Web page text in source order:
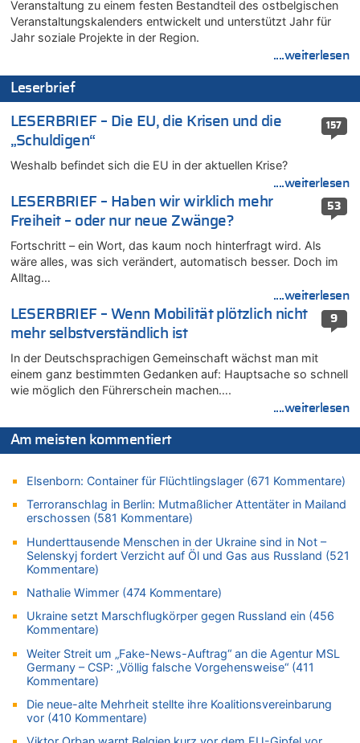
Drohnen mit Strengstoff? War es Russland?
08.08.2026 - 18:41 von JoKrings zu
Leipzig, Mechernich und die Frage: Wer steckt hinter den
08.08.2026 - 18:39 von JoKrings zu
Leipzig, Mechernich und die Frage: Wer steckt hinter den
Drohnen mit Strengstoff? War es Russland?
08.08.2026 - 18:07 von Hubert F. zu
Belgier knackt Jackpot bei Lotterie EuroMillions und gewinnt
mehr als 111 Millionen €
08.08.2026 - 17:46 von Der Alte zu
Belgier knackt Jackpot bei Lotterie EuroMillions und gewinnt
mehr als 111 Millionen €
08.08.2026 - 17:45 von Der Alte zu
Zwölf Jahre nach Aachener Bankraub: 70-Jähriger gefasst
08.08.2026 - 17:43 von Der Alte zu
Leipzig, Mechernich und die Frage: Wer steckt hinter den
Drohnen mit Strengstoff? War es Russland?
08.08.2026 - 17:16 von Bingo zu
Zweite Hitzewelle in diesem Sommer ist jetzt amtlich
08.08.2026 - 16:20 von Russentrolle zu
Leipzig, Mechernich und die Frage: Wer steckt hinter den
08.08.2026 - 15:34 von JoKrings zu
Leipzig, Mechernich und die Frage: Wer steckt hinter den
08.08.2026 - 15:32 von 5/11 zu
Mehrere Menschen in Londons City niedergestochen
08.08.2026 - 15:19 von Guido Scholzen zu
Leipzig, Mechernich und die Frage: Wer steckt hinter den
Drohnen mit Strengstoff? War es Russland?
Belgier knackt Jackpot bei Lotterie EuroMillions und gewinnt
mehr als 111 Millionen €
08.08.2026 - 14:47 von Peer Wermuth zu
Leipzig, Mechernich und die Frage: Wer steckt hinter den
Drohnen mit Strengstoff? War es Russland?
08.08.2026 - 14:29 von Achso Dax zu
In Belgien missachten zwei von drei Autofahrern das
Tempolimit in 30er-Zonen – Untersuchung von Vias
Veranstaltung zu einem festen Bestandteil des ostbelgischen
Veranstaltungskalenders entwickelt und unterstützt Jahr für
Jahr soziale Projekte in der Region.
....weiterlesen
Leserbrief
157
LESERBRIEF – Die EU, die Krisen und die
„Schuldigen“
Weshalb befindet sich die EU in der aktuellen Krise?
....weiterlesen
53
LESERBRIEF – Haben wir wirklich mehr
Freiheit – oder nur neue Zwänge?
Fortschritt – ein Wort, das kaum noch hinterfragt wird. Als
wäre alles, was sich verändert, automatisch besser. Doch im
Alltag…
....weiterlesen
9
LESERBRIEF – Wenn Mobilität plötzlich nicht
mehr selbstverständlich ist
In der Deutschsprachigen Gemeinschaft wächst man mit
einem ganz bestimmten Gedanken auf: Hauptsache so schnell
wie möglich den Führerschein machen….
....weiterlesen
Am meisten kommentiert
Elsenborn: Container für Flüchtlingslager (671 Kommentare)
Terroranschlag in Berlin: Mutmaßlicher Attentäter in Mailand
erschossen (581 Kommentare)
Hunderttausende Menschen in der Ukraine sind in Not –
Selenskyj fordert Verzicht auf Öl und Gas aus Russland (521
Kommentare)
Nathalie Wimmer (474 Kommentare)
Ukraine setzt Marschflugkörper gegen Russland ein (456
Kommentare)
Weiter Streit um „Fake-News-Auftrag“ an die Agentur MSL
Germany – CSP: „Völlig falsche Vorgehensweise“ (411
Kommentare)
Die neue-alte Mehrheit stellte ihre Koalitionsvereinbarung
vor (410 Kommentare)